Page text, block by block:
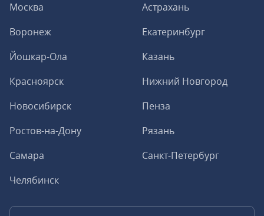
Москва
Астрахань
Воронеж
Екатеринбург
Йошкар-Ола
Казань
Красноярск
Нижний Новгород
Новосибирск
Пенза
Ростов-на-Дону
Рязань
Самара
Санкт-Петербург
Челябинск